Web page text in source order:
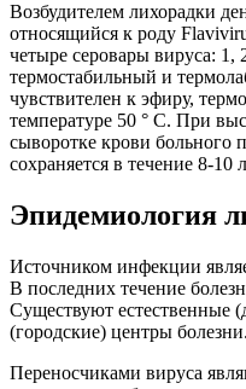
Возбудителем лихорадки
относящийся к роду
четыре серовары вируса:
термостабильный и
чувствителен к эфиру,
температуре 50 ° С. При
сыворотке крови больного
сохраняется в течение 8-10
Эпидемиология
Источником инфекции
В последних течение
Существуют естественные
(городские) центры болезни.
Переносчиками вируса